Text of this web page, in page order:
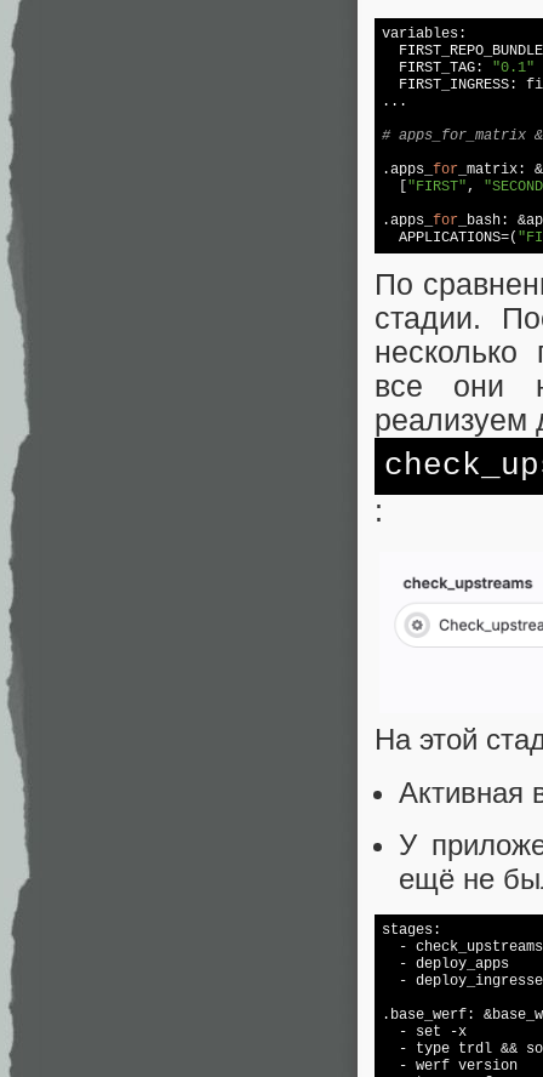
variables:
  FIRST_TAG:
"0.1"
FIRST_INGRESS:
...
# apps_for_matrix &
.apps_ for _matrix:
  [
"FIRST",
.apps_ for _bash:
  APPLICATIONS=(
По
стадии.
все они
реализуем
:
На этой
Активная
У
ещё не
stages:
  - check_upstreams
  - deploy_apps
-
.base_werf:
  -
set -x
  -
type trdl &&
  - werf version